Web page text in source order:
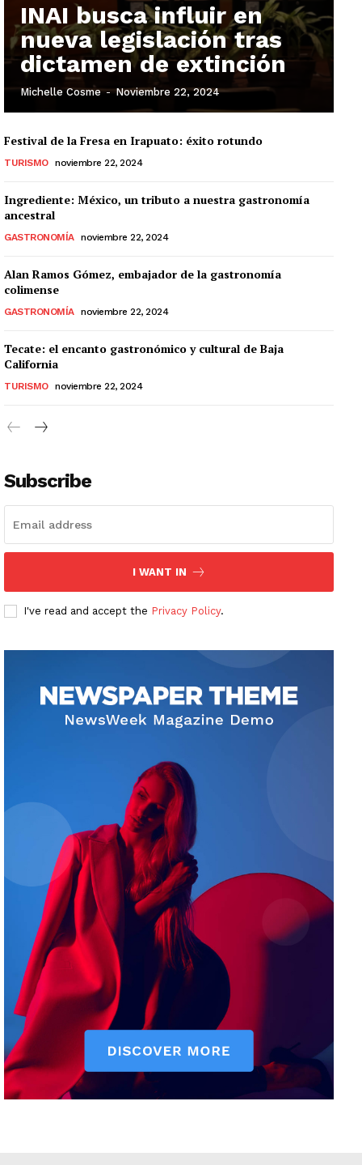
INAI busca influir en
nueva legislación tras
dictamen de extinción
Michelle Cosme - Noviembre 22, 2024
Festival de la Fresa en Irapuato: éxito rotundo
TURISMO noviembre 22, 2024
Ingrediente: México, un tributo a nuestra gastronomía
ancestral
GASTRONOMÍA noviembre 22, 2024
Alan Ramos Gómez, embajador de la gastronomía
colimense
GASTRONOMÍA noviembre 22, 2024
Tecate: el encanto gastronómico y cultural de Baja
California
TURISMO noviembre 22, 2024
Subscribe
I WANT IN
I've read and accept the Privacy Policy.